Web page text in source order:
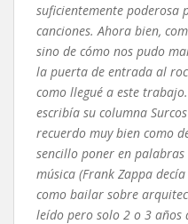
suficientemente poderosa
canciones. Ahora bien,
sino de cómo nos pudo
la puerta de entrada al
como llegué a este
escribía su columna
recuerdo muy bien como
sencillo poner en
música (Frank Zappa
como bailar sobre
leído pero solo 2 o 3 años